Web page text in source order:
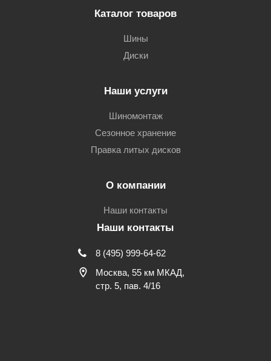
Каталог товаров
Шины
Диски
Наши услуги
Шиномонтаж
Сезонное хранение
Правка литых дисков
О компании
Наши контакты
Наши контакты
8 (495) 999-64-62
Москва, 55 км МКАД,
стр. 5, пав. 4/16